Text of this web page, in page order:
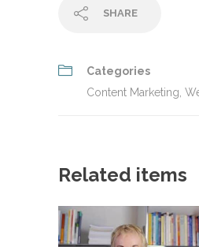
SHARE
Categories
Content Marketing
Related items